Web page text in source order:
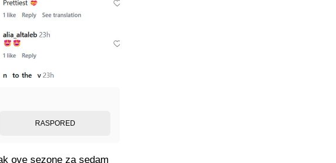
RASPORED
ove sezone za sedam